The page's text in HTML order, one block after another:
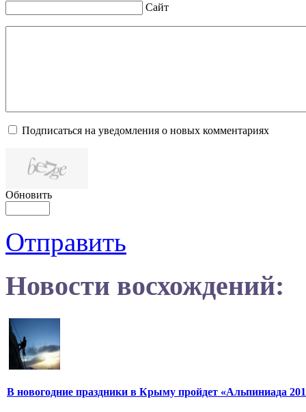
Сайт
Подписаться на уведомления о новых комментариях
Обновить
Отправить
Новости восхождений:
В новогодние праздники в Крыму пройдет «Альпиниада